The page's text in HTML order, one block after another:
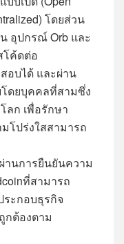
โดยส่วน
น อุปกรณ์Orb และ
โค้ดต่อ
อบได้ และผ่าน
โดยบุคคลที่สามซึ่ง
ลก เพื่อรักษา
โปร่งใสสามารถ
านการยืนยันความ
ที่สามารถ
ระกอบธุรกิจ
ถูกต้องตาม